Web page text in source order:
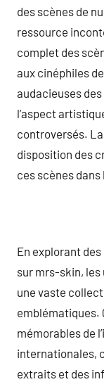
des scènes de
ressource
complet des
aux cinéphiles
audacieuses
l’aspect
controversés.
disposition des
ces scènes
En explorant
sur mrs-skin,
une vaste
emblématiques.
mémorables de
internationales,
extraits et des